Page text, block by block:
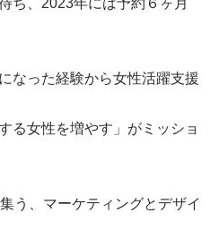
ち、2023年には予約６ヶ月
なった経験から女性活躍支援
る女性を増やす」がミッショ
う、マーケティングとデザイ